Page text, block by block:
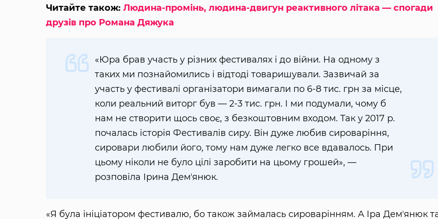
Читайте також: Людина-промінь, людина-двигун реактивного літака — спогади
друзів про Романа Дяжука
«Юра брав участь у різних фестивалях і до війни. На одному з
таких ми познайомились і відтоді товаришували. Зазвичай за
участь у фестивалі організатори вимагали по 6-8 тис. грн за місце,
коли реальний виторг був — 2-3 тис. грн. І ми подумали, чому б
нам не створити щось своє, з безкоштовним входом. Так у 2017 р.
почалась історія Фестивалів сиру. Він дуже любив сироваріння,
сировари любили його, тому нам дуже легко все вдавалось. При
цьому ніколи не було цілі заробити на цьому грошей», —
розповіла Ірина Демʼянюк.
«Я була ініціатором фестивалю, бо також займалась сироварінням. А Іра Демʼянюк